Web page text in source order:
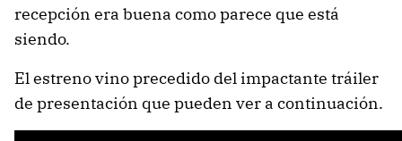
recepción era buena como parece que está
siendo.
El estreno vino precedido del impactante tráiler
de presentación que pueden ver a continuación.